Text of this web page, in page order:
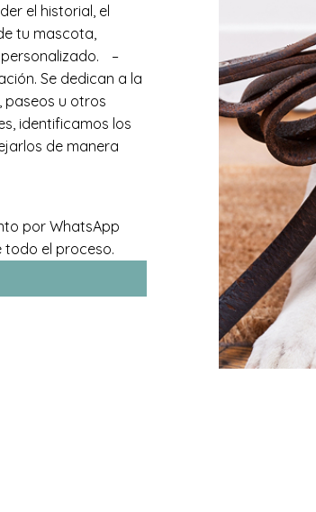
el historial, el
tu mascota,
personalizado. –
Se dedican a la
paseos u otros
identificamos los
de manera
por WhatsApp
el proceso.